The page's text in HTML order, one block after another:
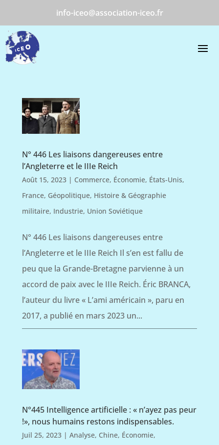
info-iceo@association-iceo.fr
N° 446 Les liaisons dangereuses entre
l’Angleterre et le IIIe Reich
Août 15, 2023| Commerce, Économie, États-Unis,
France, Géopolitique, Histoire & Géographie
militaire, Industrie, Union Soviétique
N° 446 Les liaisons dangereuses entre
l’Angleterre et le IIIe Reich Il s’en est fallu de
peu que la Grande-Bretagne parvienne à un
accord de paix avec le IIIe Reich. Éric BRANCA,
l’auteur du livre « L’ami américain », paru en
2017, a publié en mars 2023 un...
N°445 Intelligence artificielle : « n’ayez pas peur
!», nous humains restons indispensables.
Juil 25, 2023| Analyse, Chine, Économie,